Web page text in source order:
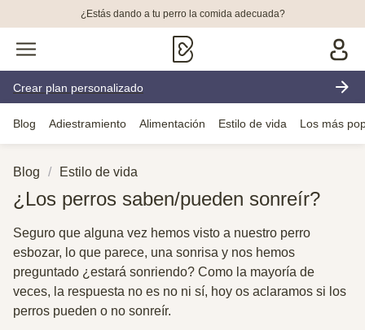
¿Estás dando a tu perro la comida adecuada?
Crear plan personalizado
Blog Adiestramiento Alimentación Estilo de vida Los más
Blog Estilo de vida
¿Los perros saben/pueden sonreír?
Seguro que alguna vez hemos visto a nuestro perro
esbozar, lo que parece, una sonrisa y nos hemos
preguntado ¿estará sonriendo? Como la mayoría de
veces, la respuesta no es no ni sí, hoy os aclaramos si los
perros pueden o no sonreír.